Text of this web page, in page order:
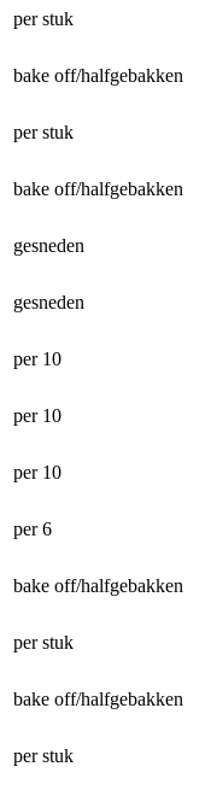
per stuk
bake off/halfgebakken
per stuk
bake off/halfgebakken
gesneden
gesneden
per 10
per 10
per 10
per 6
bake off/halfgebakken
per stuk
bake off/halfgebakken
per stuk